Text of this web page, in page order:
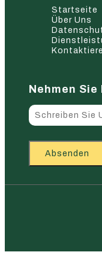
Startseite
Über Uns
Nehmen
Absenden